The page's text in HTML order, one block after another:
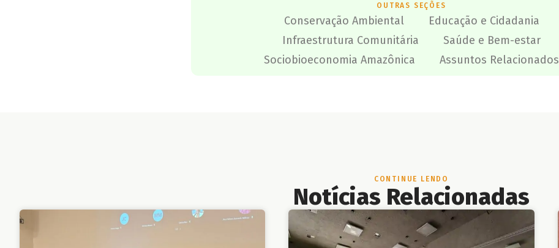
OUTRAS SEÇÕES
Conservação Ambiental
Educação e Cidadania
Infraestrutura Comunitária
Saúde e Bem-estar
Sociobioeconomia Amazônica
Assuntos Relacionados
CONTINUE LENDO
Notícias Relacionadas